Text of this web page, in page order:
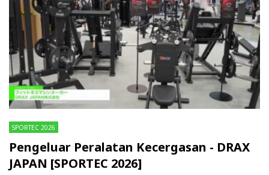
SPORTEC 2026
Pengeluar Peralatan Kecergasan - DRAX
JAPAN [SPORTEC 2026]